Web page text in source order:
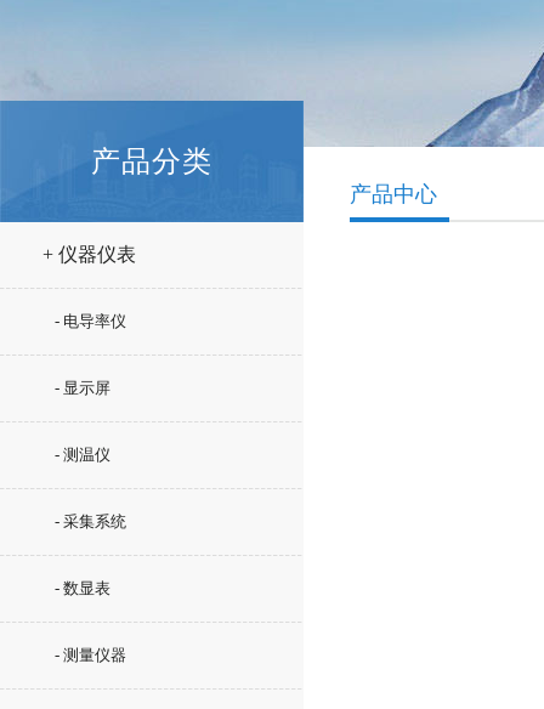
产品分类
+ 仪器仪表
- 电导率仪
- 显示屏
- 测温仪
- 采集系统
- 数显表
- 测量仪器
产品中心